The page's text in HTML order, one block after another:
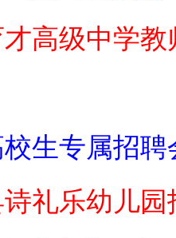
高级中学
生专属招
礼乐幼儿园